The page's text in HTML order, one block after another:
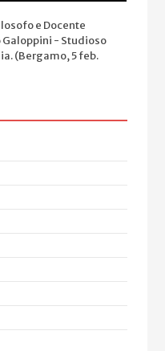
e Docente
Galoppini - Studioso
(Bergamo, 5 feb.